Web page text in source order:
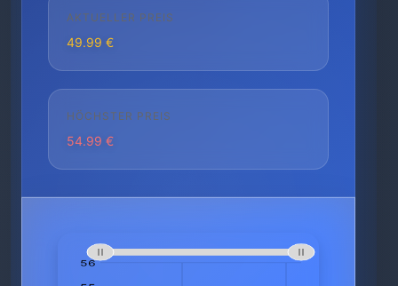
AKTUELLER PREIS
49.99 €
HÖCHSTER PREIS
54.99 €